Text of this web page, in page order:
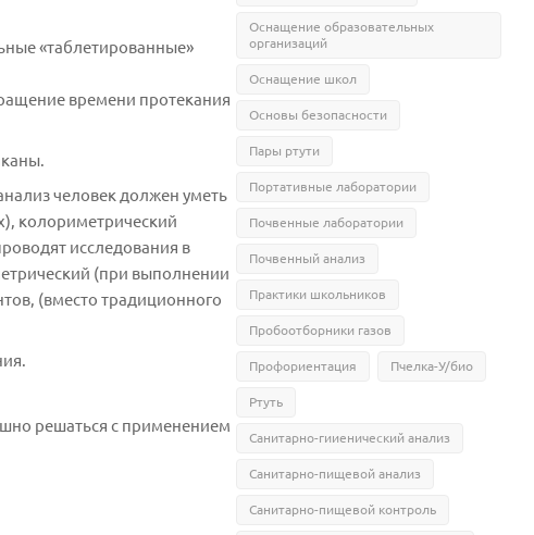
«таблетированные»
времени протекания
человек должен уметь
колориметрический
исследования в
(при выполнении
(вместо традиционного
решаться с применением
Оснащение образовательных
организаций
Оснащение школ
Основы безопасности
Пары ртути
Портативные лаборатории
Почвенные лаборатории
Почвенный анализ
Практики школьников
Пробоотборники газов
Профориентация Пчелка-У/био
Ртуть
Санитарно-гииенический анализ
Санитарно-пищевой анализ
Санитарно-пищевой контроль